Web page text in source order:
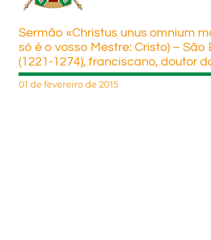
Sermão «Christus unus omnium
só é o vosso Mestre: Cristo) – São
(1221-1274), franciscano, doutor
01 de fevereiro de 2015